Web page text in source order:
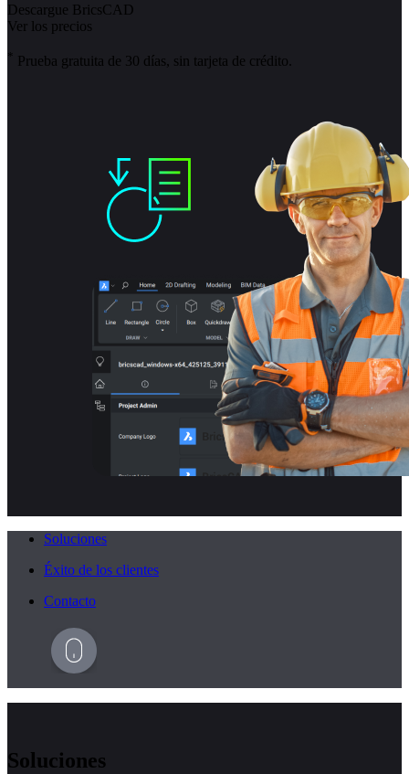
Descargue BricsCAD
Ver los precios
* Prueba gratuita de 30 días, sin tarjeta de crédito.
Soluciones
Éxito de los clientes
Contacto
Soluciones